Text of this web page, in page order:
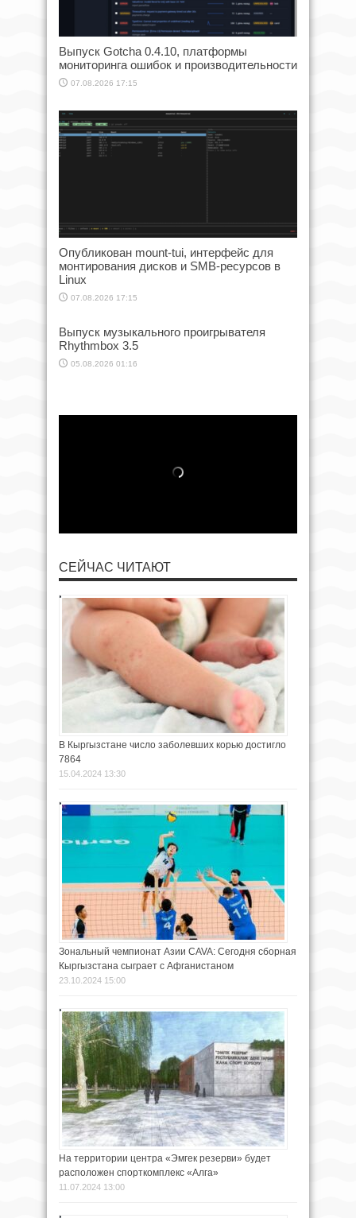
Выпуск Gotcha 0.4.10, платформы
мониторинга ошибок и производительности
07.08.2026 17:15
Опубликован mount-tui, интерфейс для
монтирования дисков и SMB-ресурсов в
Linux
07.08.2026 17:15
Выпуск музыкального проигрывателя
Rhythmbox 3.5
05.08.2026 01:16
СЕЙЧАС ЧИТАЮТ
В Кыргызстане число заболевших корью достигло
7864
15.04.2024 13:30
Зональный чемпионат Азии CAVA: Сегодня сборная
Кыргызстана сыграет с Афганистаном
23.10.2024 15:00
На территории центра «Эмгек резерви» будет
расположен спорткомплекс «Алга»
11.07.2024 13:00